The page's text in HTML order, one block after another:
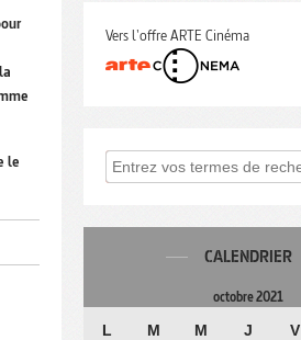
le
Vers l'offre ARTE Cinéma
CALENDRIER
octobre 2021
L M M J V